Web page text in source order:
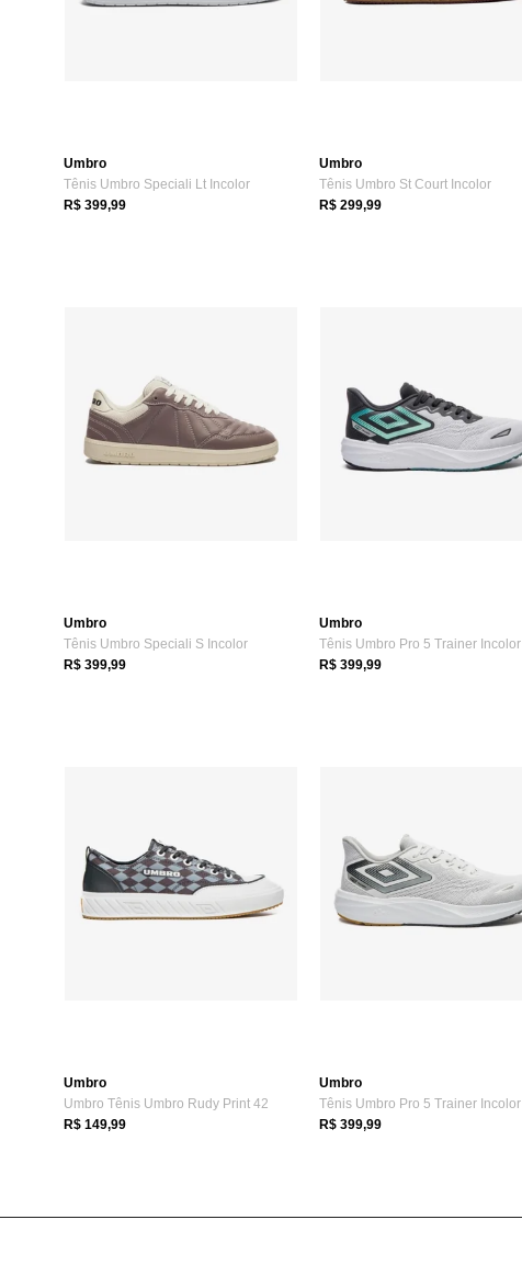
Umbro
Tênis Umbro Speciali Lt Incolor
R$ 399,99
Umbro
Tênis Umbro St Court Incolor
R$ 299,99
Umbro
Tênis Umbro Speciali S Incolor
R$ 399,99
Umbro
Tênis Umbro Pro 5 Trainer Incolor
R$ 399,99
Umbro
Umbro Tênis Umbro Rudy Print 42
R$ 149,99
Umbro
Tênis Umbro Pro 5 Trainer Incolor
R$ 399,99